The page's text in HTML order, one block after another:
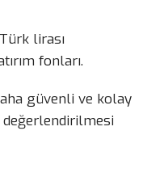
lirası
fonları.
güvenli ve kolay